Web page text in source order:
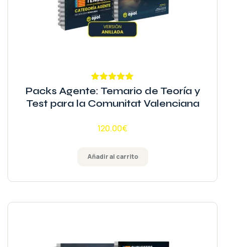
Valorado
con5.00 de
5
Packs Agente: Temario de Teoría y
Test para la Comunitat Valenciana
120.00€
Añadir al carrito